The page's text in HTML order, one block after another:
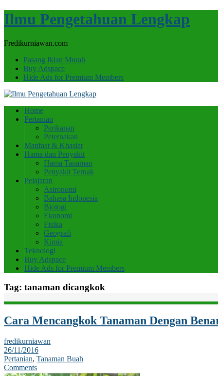
Ilmu Pengetahuan Lengkap
Fredikurniawan.com
Pasang Iklan Murah
Buy Adspace
Hide Ads for Premium Members
Home
Pertanian
Perikanan
Peternakan
Manfaat & Khasiat
Hama dan Penyakit
Hama Tanaman
Penyakit Ternak
Pelajaran
Astronomi
Bahasa Indonesia
Biologi
Ekonomi
Fisika
Geografi
Kimia
Teknologi
Buy Adspace
Hide Ads for Premium Members
Tag: tanaman dicangkok
Cara Mencangkok Tanaman Dengan
fredikurniawan
26/11/2016
Pertanian, Tanaman Buah
Comments